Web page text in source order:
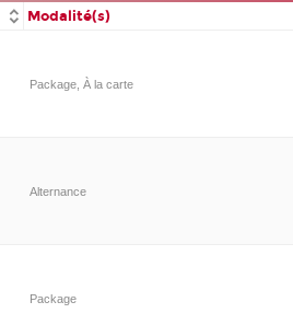
Modalité(s)
Package, À la carte
Alternance
Package